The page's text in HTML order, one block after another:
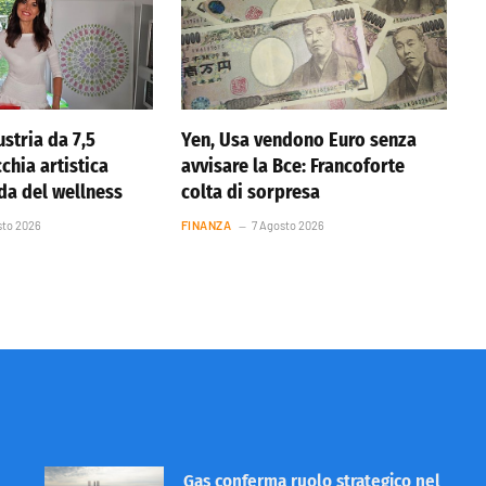
da 7,5
artistica
del wellness
2026
Yen, Usa vendono Euro senza
avvisare la Bce: Francoforte
colta di sorpresa
FINANZA 7 Agosto 2026
Gas conferma ruolo strategico nel